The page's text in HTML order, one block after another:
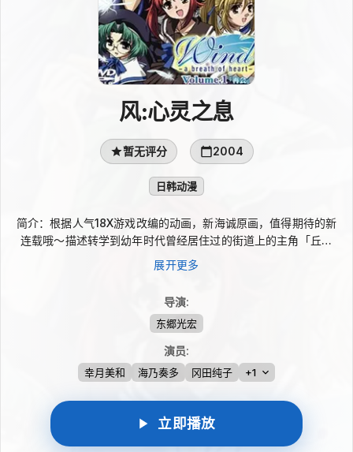
风:心灵之息
暂无评分 2004
日韩动漫
简介：根据人气18X游戏改编的动画，新海诚原画，值得期待的新
连载哦～描述转学到幼年时代曾经居住过的街道上的主角「丘野
真」与妹妹「日向」，在学校中与同学「橘勤」、「紫光院霞」等
许多朋友一起展开快乐的学园生活。而在某天，在真的耳边出现一
里与一名少女相遇，这名少女便是真过去的青梅竹马「鸣风みな
も」，就这样，在这个不可思议的街道上属于主角们的故事正悄悄
揭开序幕………
展开更多
导演:
东郷光宏
演员:
幸月美和 海乃奏多 冈田纯子 +1
立即播放